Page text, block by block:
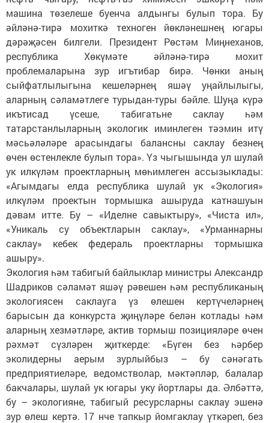
машина төзелеше буенча алдынгы булып тора. Бу
әйләнә-тирә мохиткә техноген йөкләнешнең югары
дәрәҗәсен билгели. Президент Рөстәм Миңнеханов,
республика Хөкүмәте әйләнә-тирә мохит
проблемаларына зур игътибар бирә. Чөнки аның
сыйфатлылыгына кешеләрнең яшәү уңайлылыгы,
аларның сәламәтлеге турыдан-туры бәйле. Шуңа күрә
икътисад үсеше, табигатьне саклау һәм
татарстанлыларның экологик иминлеген тәэмин итү
мәсьәләләре арасындагы балансны саклау безнең
өчен өстенлекле булып тора». Үз чыгышында ул шулай
ук илкүләм проектларның мөһимлеген ассызыклады:
«Агымдагы елда республика шулай ук «Экология»
илкүләм проектын тормышка ашыруда катнашуын
дәвам итте. Бу – «Иделне савыктыру», «Чиста ил»,
«Уникаль су объектларын саклау», «Урманнарны
саклау» кебек федераль проектларны тормышка
ашыру».
Экология һәм табигый байлыклар министры Александр
Шадриков сәламәт яшәү рәвешен һәм республиканың
экологиясен саклауга үз өлешен кертүчеләрнең
барысын да конкурста җиңүләре белән котлады һәм
аларның хезмәтләре, актив тормыш позицияләре өчен
рәхмәт сүзләрен җиткерде: «Бүген без һәрбер
эколидерны аерым зурлыйбыз – бу сәнәгать
предприятиеләре, ведомстволар, мәктәпләр, балалар
бакчалары, шулай ук югары уку йортлары да. Әлбәттә,
бу – экологияне, табигый ресурсларны саклау эшенә
зур өлеш кертә. 17 нче тапкыр йомгаклау үткәреп, без